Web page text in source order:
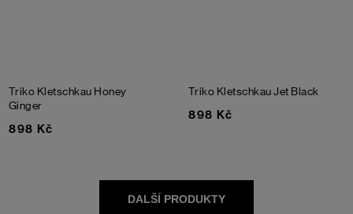
Triko Kletschkau Honey
Ginger
898 Kč
Triko KletschkauJet Black
898 Kč